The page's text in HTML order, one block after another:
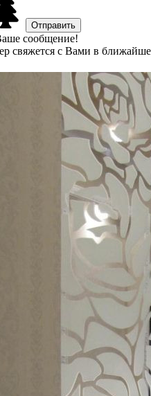
сообщение!
свяжется с Вами в